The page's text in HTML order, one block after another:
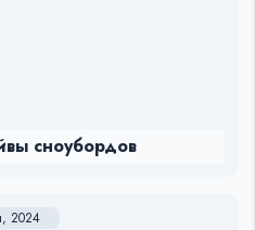
сноубордов
2024